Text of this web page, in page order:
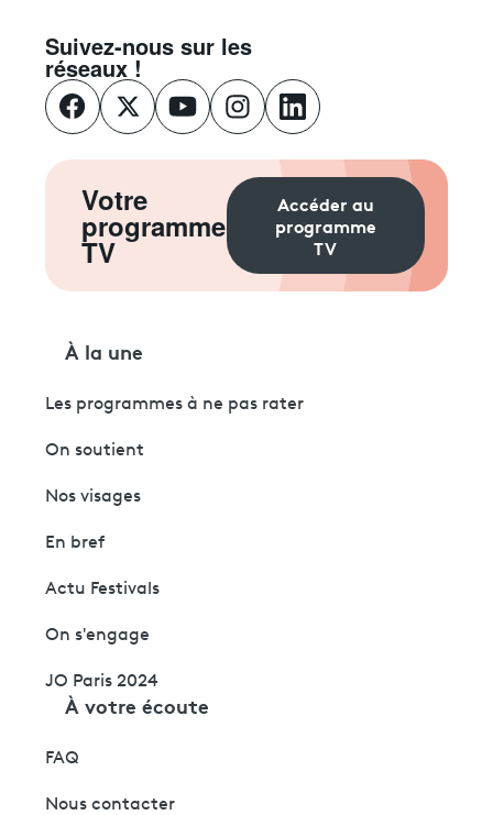
Suivez-nous sur les
réseaux !
Votre
programme
TV
Accéder au
programme
TV
À la une
Les programmes à ne pas rater
On soutient
Nos visages
En bref
Actu Festivals
On s'engage
JO Paris 2024
À votre écoute
FAQ
Nous contacter